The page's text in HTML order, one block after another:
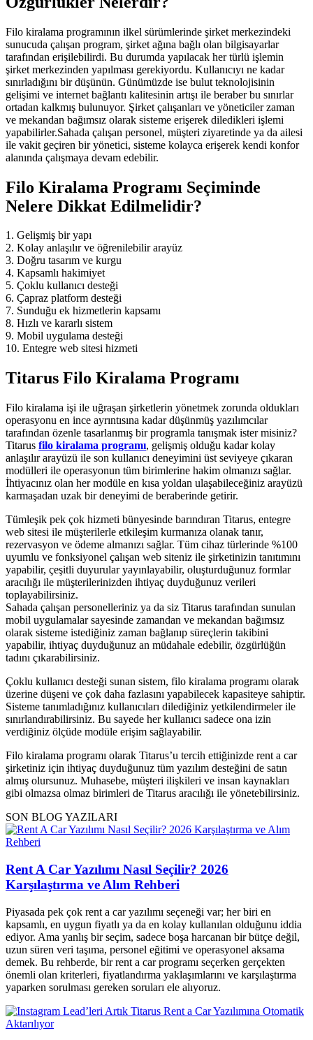
Filo kiralama programının ilkel sürümlerinde şirket merkezindeki
sunucuda çalışan program, şirket ağına bağlı olan bilgisayarlar
tarafından erişilebilirdi. Bu durumda yapılacak her türlü işlemin
şirket merkezinden yapılması gerekiyordu. Kullanıcıyı ne kadar
sınırladığını bir düşünün. Günümüzde ise bulut teknolojisinin
gelişimi ve internet bağlantı kalitesinin artışı ile beraber bu sınırlar
ortadan kalkmış bulunuyor. Şirket çalışanları ve yöneticiler zaman
ve mekandan bağımsız olarak sisteme erişerek diledikleri işlemi
yapabilirler.Sahada çalışan personel, müşteri ziyaretinde ya da ailesi
ile vakit geçiren bir yönetici, sisteme kolayca erişerek kendi konfor
alanında çalışmaya devam edebilir.
Filo Kiralama Programı Seçiminde
Nelere Dikkat Edilmelidir?
1. Gelişmiş bir yapı
2. Kolay anlaşılır ve öğrenilebilir arayüz
3. Doğru tasarım ve kurgu
4. Kapsamlı hakimiyet
5. Çoklu kullanıcı desteği
6. Çapraz platform desteği
7. Sunduğu ek hizmetlerin kapsamı
8. Hızlı ve kararlı sistem
9. Mobil uygulama desteği
10. Entegre web sitesi hizmeti
Titarus Filo Kiralama Programı
Filo kiralama işi ile uğraşan şirketlerin yönetmek zorunda oldukları
operasyonu en ince ayrıntısına kadar düşünmüş yazılımcılar
tarafından özenle tasarlanmış bir programla tanışmak ister misiniz?
Titarus filo kiralama programı, gelişmiş olduğu kadar kolay
anlaşılır arayüzü ile son kullanıcı deneyimini üst seviyeye çıkaran
modülleri ile operasyonun tüm birimlerine hakim olmanızı sağlar.
İhtiyacınız olan her modüle en kısa yoldan ulaşabileceğiniz arayüzü
karmaşadan uzak bir deneyimi de beraberinde getirir.
Tümleşik pek çok hizmeti bünyesinde barındıran Titarus, entegre
web sitesi ile müşterilerle etkileşim kurmanıza olanak tanır,
rezervasyon ve ödeme almanızı sağlar. Tüm cihaz türlerinde %100
uyumlu ve fonksiyonel çalışan web siteniz ile şirketinizin tanıtımını
yapabilir, çeşitli duyurular yayınlayabilir, oluşturduğunuz formlar
aracılığı ile müşterilerinizden ihtiyaç duyduğunuz verileri
toplayabilirsiniz.
Sahada çalışan personelleriniz ya da siz Titarus tarafından sunulan
mobil uygulamalar sayesinde zamandan ve mekandan bağımsız
olarak sisteme istediğiniz zaman bağlanıp süreçlerin takibini
yapabilir, ihtiyaç duyduğunuz an müdahale edebilir, özgürlüğün
tadını çıkarabilirsiniz.
Çoklu kullanıcı desteği sunan sistem, filo kiralama programı olarak
üzerine düşeni ve çok daha fazlasını yapabilecek kapasiteye sahiptir.
Sisteme tanımladığınız kullanıcıları dilediğiniz yetkilendirmeler ile
sınırlandırabilirsiniz. Bu sayede her kullanıcı sadece ona izin
verdiğiniz ölçüde modüle erişim sağlayabilir.
Filo kiralama programı olarak Titarus’u tercih ettiğinizde rent a car
şirketiniz için ihtiyaç duyduğunuz tüm yazılım desteğini de satın
almış olursunuz. Muhasebe, müşteri ilişkileri ve insan kaynakları
gibi olmazsa olmaz birimleri de Titarus aracılığı ile yönetebilirsiniz.
SON BLOG YAZILARI
Rent A Car Yazılımı Nasıl Seçilir? 2026
Karşılaştırma ve Alım Rehberi
Piyasada pek çok rent a car yazılımı seçeneği var; her biri en
kapsamlı, en uygun fiyatlı ya da en kolay kullanılan olduğunu iddia
ediyor. Ama yanlış bir seçim, sadece boşa harcanan bir bütçe değil,
uzun süren veri taşıma, personel eğitimi ve operasyonel aksama
demek. Bu rehberde, bir rent a car programı seçerken gerçekten
önemli olan kriterleri, fiyatlandırma yaklaşımlarını ve karşılaştırma
yaparken sorulması gereken soruları ele alıyoruz.